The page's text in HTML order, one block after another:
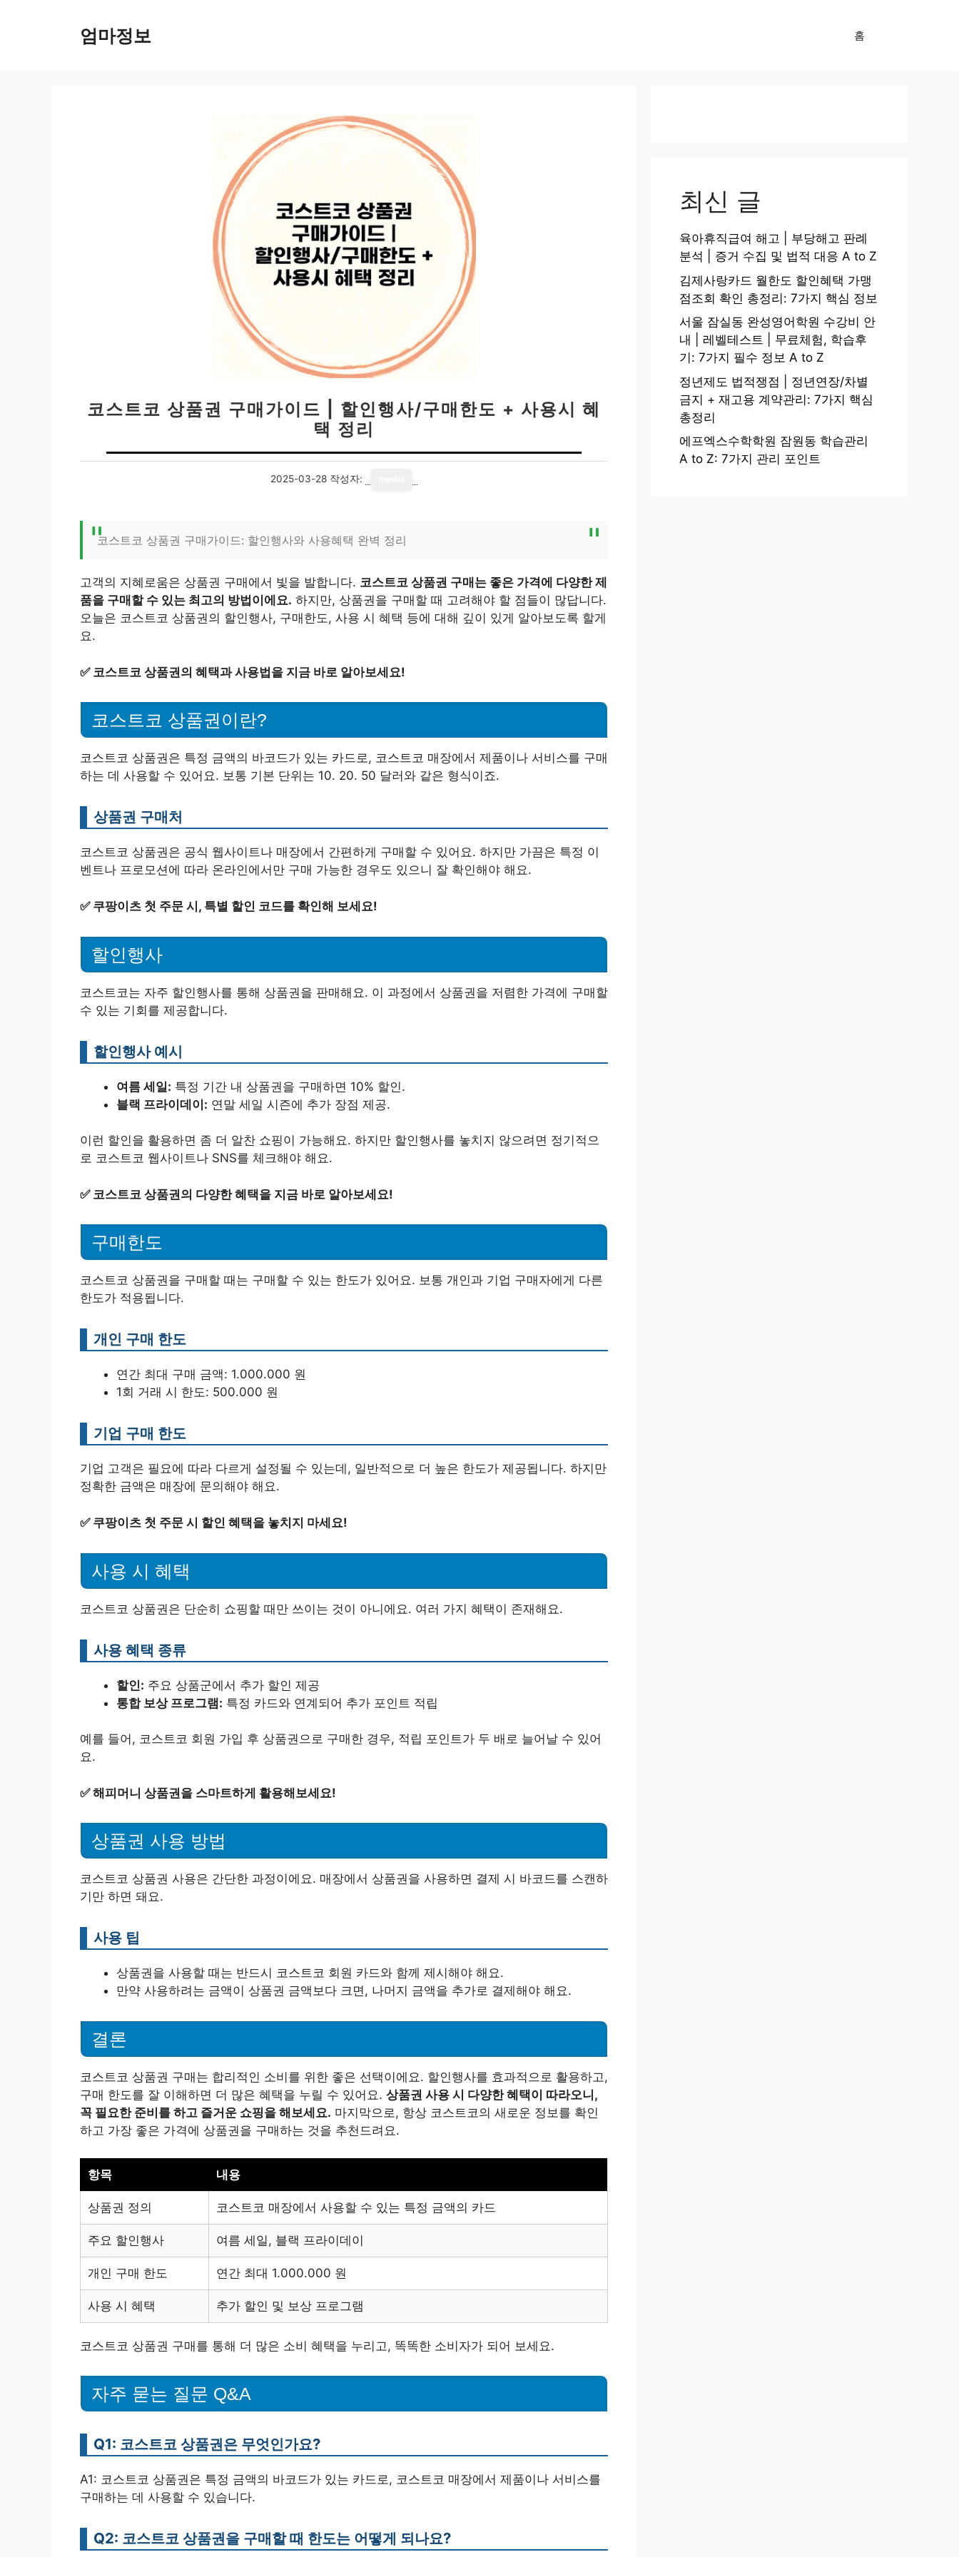
엄마정보 홈
코스트코 상품권 구매가이드 | 할인행사/구매한도 + 사용시 혜
택 정리
2025-03-28 작성자:
코스트코 상품권 구매가이드: 할인행사와 사용혜택 완벽 정리
고객의 지혜로움은 상품권 구매에서 빛을 발합니다. 코스트코 상품권 구매는 좋은 가격에 다양한 제
품을 구매할 수 있는 최고의 방법이에요. 하지만, 상품권을 구매할 때 고려해야 할 점들이 많답니다.
오늘은 코스트코 상품권의 할인행사, 구매한도, 사용 시 혜택 등에 대해 깊이 있게 알아보도록 할게
요.
✅ 코스트코 상품권의 혜택과 사용법을 지금 바로 알아보세요!
코스트코 상품권이란?
코스트코 상품권은 특정 금액의 바코드가 있는 카드로, 코스트코 매장에서 제품이나 서비스를 구매
하는 데 사용할 수 있어요. 보통 기본 단위는 10. 20. 50 달러와 같은 형식이죠.
상품권 구매처
코스트코 상품권은 공식 웹사이트나 매장에서 간편하게 구매할 수 있어요. 하지만 가끔은 특정 이
벤트나 프로모션에 따라 온라인에서만 구매 가능한 경우도 있으니 잘 확인해야 해요.
✅ 쿠팡이츠 첫 주문 시, 특별 할인 코드를 확인해 보세요!
할인행사
코스트코는 자주 할인행사를 통해 상품권을 판매해요. 이 과정에서 상품권을 저렴한 가격에 구매할
수 있는 기회를 제공합니다.
할인행사 예시
여름 세일: 특정 기간 내 상품권을 구매하면 10% 할인.
블랙 프라이데이: 연말 세일 시즌에 추가 장점 제공.
이런 할인을 활용하면 좀 더 알찬 쇼핑이 가능해요. 하지만 할인행사를 놓치지 않으려면 정기적으
로 코스트코 웹사이트나 SNS를 체크해야 해요.
✅ 코스트코 상품권의 다양한 혜택을 지금 바로 알아보세요!
구매한도
코스트코 상품권을 구매할 때는 구매할 수 있는 한도가 있어요. 보통 개인과 기업 구매자에게 다른
한도가 적용됩니다.
개인 구매 한도
연간 최대 구매 금액: 1.000.000 원
1회 거래 시 한도: 500.000 원
기업 구매 한도
기업 고객은 필요에 따라 다르게 설정될 수 있는데, 일반적으로 더 높은 한도가 제공됩니다. 하지만
정확한 금액은 매장에 문의해야 해요.
✅ 쿠팡이츠 첫 주문 시 할인 혜택을 놓치지 마세요!
사용 시 혜택
코스트코 상품권은 단순히 쇼핑할 때만 쓰이는 것이 아니에요. 여러 가지 혜택이 존재해요.
사용 혜택 종류
할인: 주요 상품군에서 추가 할인 제공
통합 보상 프로그램: 특정 카드와 연계되어 추가 포인트 적립
예를 들어, 코스트코 회원 가입 후 상품권으로 구매한 경우, 적립 포인트가 두 배로 늘어날 수 있어
요.
✅해피머니 상품권을 스마트하게 활용해보세요!
상품권 사용 방법
코스트코 상품권 사용은 간단한 과정이에요. 매장에서 상품권을 사용하면 결제 시 바코드를 스캔하
기만 하면 돼요.
사용 팁
상품권을 사용할 때는 반드시 코스트코 회원 카드와 함께 제시해야 해요.
만약 사용하려는 금액이 상품권 금액보다 크면, 나머지 금액을 추가로 결제해야 해요.
결론
코스트코 상품권 구매는 합리적인 소비를 위한 좋은 선택이에요. 할인행사를 효과적으로 활용하고,
구매 한도를 잘 이해하면 더 많은 혜택을 누릴 수 있어요. 상품권 사용 시 다양한 혜택이 따라오니,
꼭 필요한 준비를 하고 즐거운 쇼핑을 해보세요. 마지막으로, 항상 코스트코의 새로운 정보를 확인
하고 가장 좋은 가격에 상품권을 구매하는 것을 추천드려요.
항목 내용
상품권 정의 코스트코 매장에서 사용할 수 있는 특정 금액의 카드
주요 할인행사 여름 세일, 블랙 프라이데이
개인 구매 한도 연간 최대 1.000.000 원
사용 시 혜택 추가 할인 및 보상 프로그램
코스트코 상품권 구매를 통해 더 많은 소비 혜택을 누리고, 똑똑한 소비자가 되어 보세요.
자주 묻는 질문 Q&A
Q1: 코스트코 상품권은 무엇인가요?
A1: 코스트코 상품권은 특정 금액의 바코드가 있는 카드로, 코스트코 매장에서 제품이나 서비스를
구매하는 데 사용할 수 있습니다.
Q2: 코스트코 상품권을 구매할 때 한도는 어떻게 되나요?
최신 글
육아휴직급여 해고 | 부당해고 판례
분석 | 증거 수집 및 법적 대응 A to Z
김제사랑카드 월한도 할인혜택 가맹
점조회 확인 총정리: 7가지 핵심 정보
서울 잠실동 완성영어학원 수강비 안
내 | 레벨테스트 | 무료체험, 학습후
기: 7가지 필수 정보 A to Z
정년제도 법적쟁점 | 정년연장/차별
금지 + 재고용 계약관리: 7가지 핵심
총정리
에프엑스수학학원 잠원동 학습관리
A to Z: 7가지 관리 포인트